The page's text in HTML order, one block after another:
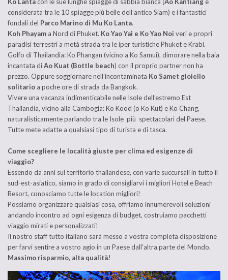
Ko Lantacon le sue lunghe spiagge di sabbia bianca (Ao Kantiangè
considerata tra le 10 spiagge più belle dell’antico Siam) e i fantastici
fondali del Parco Marino di Mu Ko Lanta.
Koh Phayam a Nord di Phuket. Ko Yao Yai e Ko Yao Noi veri e propri
paradisi terrestri a metà strada tra le iper turistiche Phuket e Krabi.
Golfo di Thailandia: Ko Phangan (vicino a Ko Samui), dimorare nella baia
incantata diAo Kuat (Bottle beach) con il proprio partner non ha
prezzo. Oppure soggiornare nell’incontaminata Ko Samet gioiello
solitario a poche ore di strada da Bangkok.
Vivere una vacanza indimenticabile nelle Isole dell’estremo Est
Thailandia, vicino alla Cambogia: Ko Kood (o Ko Kut) e Ko Chang,
naturalisticamente parlando tra le Isole più spettacolari del Paese.
Tutte mete adatte a qualsiasi tipo di turista e di tasca.
Come scegliere le località giuste per clima ed esigenze di
viaggio?
Essendo da anni sul territorio thailandese, con varie succursali in tutto il
sud-est-asiatico, siamo in grado di consigliarvi i migliori Hotel e Beach
Resort, conosciamo tutte le location migliori!
Possiamo organizzare qualsiasi cosa, offriamo innumerevoli soluzioni
andando incontro ad ogni esigenza di budget, costruiamo pacchetti
viaggio mirati e personalizzati!
Il nostro staff tutto italiano sarà messo a vostra completa disposizione
per farvi sentire a vostro agio in un Paese dall'altra parte del Mondo.
Massimo risparmio, alta qualità!